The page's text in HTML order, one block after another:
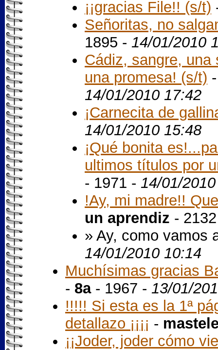
¡¡gracias File!! (s/t)
Señoritas, no
1895 - 14/01/2010
Cádiz, sangre, una
una promesa! (s/t)
14/01/2010 17:42
¡Carnecita de
14/01/2010 15:48
¡Qué bonita
ultimos títulos por
- 1971 - 14/01/
!Ay, mi madre!!
un aprendiz -
» Ay, como vamos
14/01/2010 10:14
Muchísimas gracias
- 8a- 1967 - 13/01/
!!!!! Si esta es la 1ª
detallazo ¡¡¡¡ -
¡¡Joder, joder cómo